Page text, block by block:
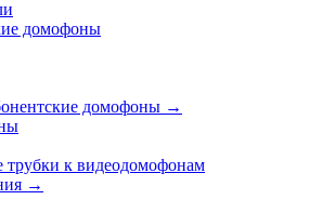
домофоны
домофоны →
трубки к видеодомофонам
→